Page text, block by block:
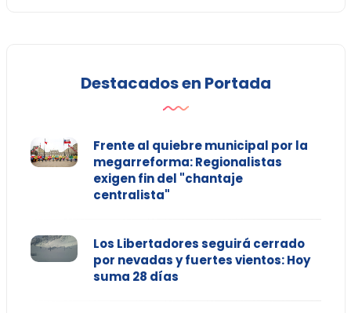
Destacados en Portada
Frente al quiebre municipal por la
megarreforma: Regionalistas
exigen fin del "chantaje
centralista"
Los Libertadores seguirá cerrado
por nevadas y fuertes vientos: Hoy
suma 28 días